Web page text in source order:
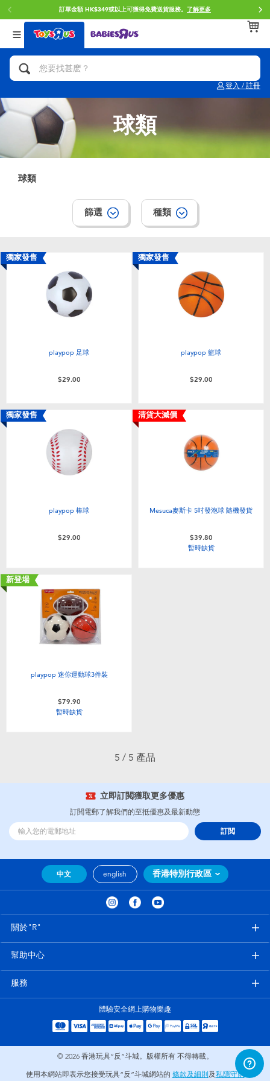
訂單金額 HK$349或以上可獲得免費送貨服務。 了解更多
登入 / 註冊
返回
分類目錄
人氣英雄,角色扮演,射擊玩具
單車,滑板車,騎乘車
拼砌組合及樂高LEGO
手工藝,文具,蠟筆,泥膠,畫板
電子玩具
遊戲及拼圖系列
戶外及運動用品
派對用品
角色扮演及造型系列
夏日用品
電池
返回
品牌
Brunch Brother 早午餐兄弟
Toy Story反斗奇兵
Spider-Man蜘蛛俠
Play-Doh培樂多
playpop
LEGO樂高
Fuggler
Tomica多美
Globber高樂寶
返回
年齢
0~2歳
3~4歳
5~7歳
12~14歳
球類
球類
篩選 種類
獨家發售
playpop 足球
$29.00
獨家發售
playpop 籃球
$29.00
獨家發售
playpop 棒球
$29.00
清貨大減價
Mesuca麥斯卡 5吋發泡球 隨機發貨
$39.80
暫時缺貨
新登場
playpop 迷你運動球3件裝
$79.90
暫時缺貨
5 / 5 產品
立即訂閲獲取更多優惠
訂閲電郵了解我們的至抵優惠及最新動態
訂閲
中文 english 香港特別行政區
關於"R"
幫助中心
服務
體驗安全網上購物樂趣
© 2026 香港玩具“反”斗城。版權所有 不得轉載。
使用本網站即表示您接受玩具“反”斗城網站的 條款及細則 及私隱守則